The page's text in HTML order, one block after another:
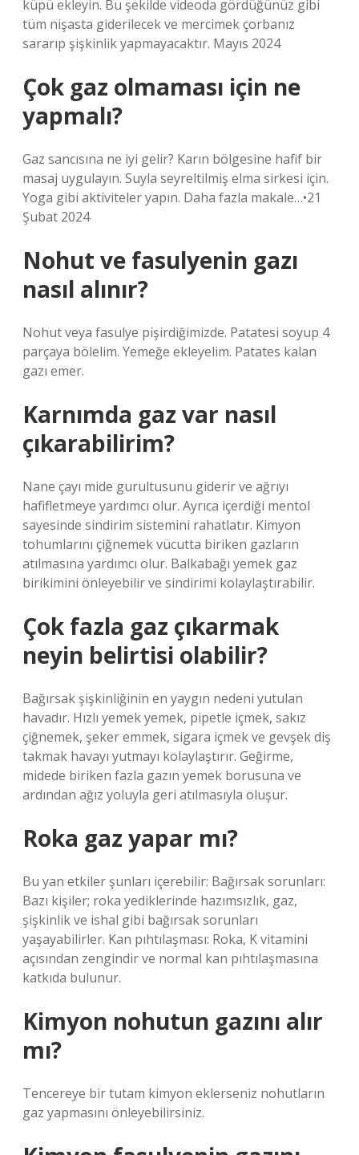
küpü ekleyin. Bu şekilde videoda gördüğünüz gibi
tüm nişasta giderilecek ve mercimek çorbanız
sararıp şişkinlik yapmayacaktır. Mayıs 2024
Çok gaz olmaması için ne
yapmalı?
Gaz sancısına ne iyi gelir? Karın bölgesine hafif bir
masaj uygulayın. Suyla seyreltilmiş elma sirkesi için.
Yoga gibi aktiviteler yapın. Daha fazla makale…•21
Şubat 2024
Nohut ve fasulyenin gazı
nasıl alınır?
Nohut veya fasulye pişirdiğimizde. Patatesi soyup 4
parçaya bölelim. Yemeğe ekleyelim. Patates kalan
gazı emer.
Karnımda gaz var nasıl
çıkarabilirim?
Nane çayı mide gurultusunu giderir ve ağrıyı
hafifletmeye yardımcı olur. Ayrıca içerdiği mentol
sayesinde sindirim sistemini rahatlatır. Kimyon
tohumlarını çiğnemek vücutta biriken gazların
atılmasına yardımcı olur. Balkabağı yemek gaz
birikimini önleyebilir ve sindirimi kolaylaştırabilir.
Çok fazla gaz çıkarmak
neyin belirtisi olabilir?
Bağırsak şişkinliğinin en yaygın nedeni yutulan
havadır. Hızlı yemek yemek, pipetle içmek, sakız
çiğnemek, şeker emmek, sigara içmek ve gevşek diş
takmak havayı yutmayı kolaylaştırır. Geğirme,
midede biriken fazla gazın yemek borusuna ve
ardından ağız yoluyla geri atılmasıyla oluşur.
Roka gaz yapar mı?
Bu yan etkiler şunları içerebilir: Bağırsak sorunları:
Bazı kişiler; roka yediklerinde hazımsızlık, gaz,
şişkinlik ve ishal gibi bağırsak sorunları
yaşayabilirler. Kan pıhtılaşması: Roka, K vitamini
açısından zengindir ve normal kan pıhtılaşmasına
katkıda bulunur.
Kimyon nohutun gazını alır
mı?
Tencereye bir tutam kimyon eklerseniz nohutların
gaz yapmasını önleyebilirsiniz.